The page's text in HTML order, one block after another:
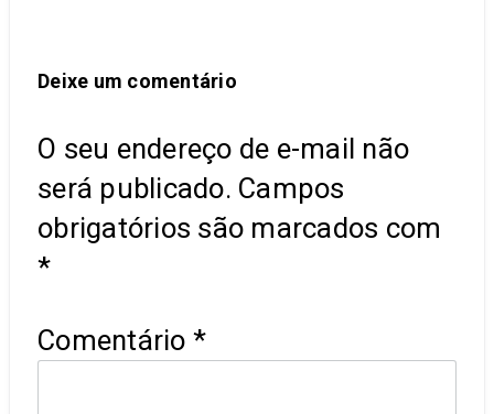
Deixe um comentário
O seu endereço de e-mail não
será publicado. Campos
obrigatórios são marcados com
*
Comentário *